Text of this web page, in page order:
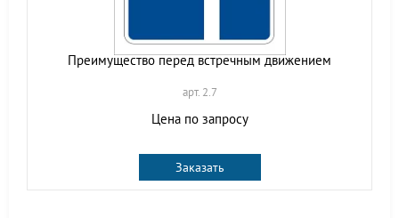
Преимущество перед встречным движением
арт. 2.7
Цена по запросу
Заказать